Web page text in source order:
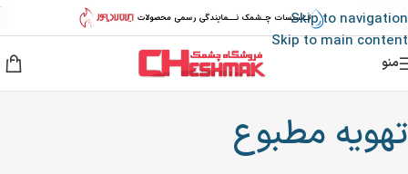
Skip to navigation
Skip to main content
منو
تهویه مطبوع